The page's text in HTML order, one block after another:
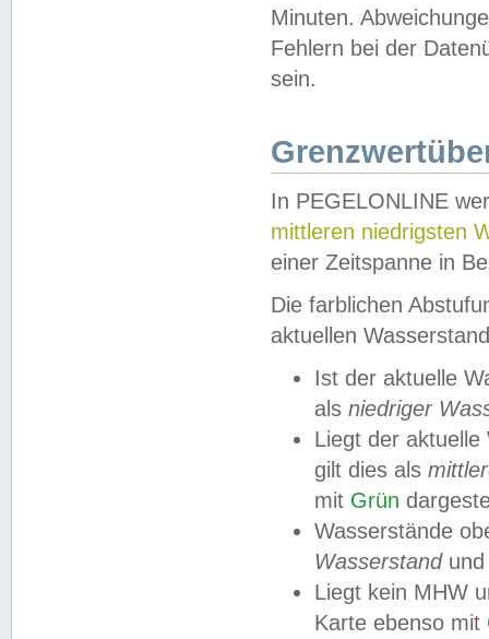
Minuten.
Fehlern bei der
sein.
In PEGELONLINE
mittleren niedrigsten
einer Zeitspanne in
Die farblichen
aktuellen
Ist der aktuelle
als niedriger
Liegt der
gilt dies als
mit Grün
Wasserstände
Wasserstandund
Liegt kein MHW
Karte ebenso mit